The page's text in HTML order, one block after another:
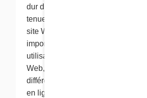
dur d’un ordinateur personnel à
tenue des dossiers. Les cookies
site Web de se rappeler les
importants qui rendront plus
utilisation du site. Comme la
Web, celui de Cora utilise des
différentes fins pour améliorer votre
en ligne. Ainsi, nous faisons le